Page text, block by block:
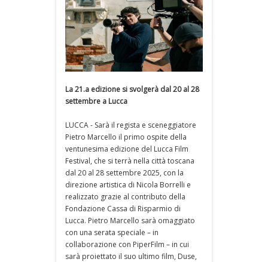
La 21.a edizione si svolgerà dal 20 al 28
settembre a Lucca
LUCCA - Sarà il regista e sceneggiatore
Pietro Marcello il primo ospite della
ventunesima edizione del Lucca Film
Festival, che si terrà nella città toscana
dal 20 al 28 settembre 2025, con la
direzione artistica di Nicola Borrelli e
realizzato grazie al contributo della
Fondazione Cassa di Risparmio di
Lucca. Pietro Marcello sarà omaggiato
con una serata speciale – in
collaborazione con PiperFilm – in cui
sarà proiettato il suo ultimo film, Duse,